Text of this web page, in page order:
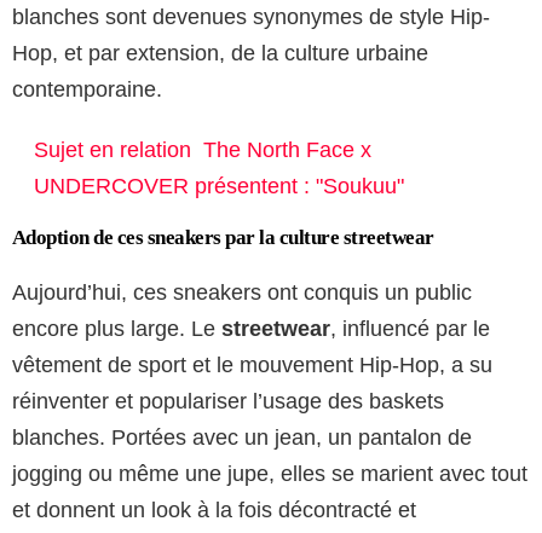
blanches sont devenues synonymes de style Hip-
Hop, et par extension, de la culture urbaine
contemporaine.
Sujet en relation The North Face x
UNDERCOVER présentent : "Soukuu"
Adoption de ces sneakers par la culture streetwear
Aujourd’hui, ces sneakers ont conquis un public
encore plus large. Le streetwear, influencé par le
vêtement de sport et le mouvement Hip-Hop, a su
réinventer et populariser l’usage des baskets
blanches. Portées avec un jean, un pantalon de
jogging ou même une jupe, elles se marient avec tout
et donnent un look à la fois décontracté et